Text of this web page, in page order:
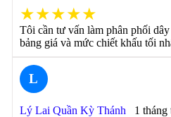
★★★★★
Tôi cần tư vấn làm phân phối
bảng giá và mức chiết khấu tối
L
Lý Lai Quần Kỳ Thánh 1 tháng